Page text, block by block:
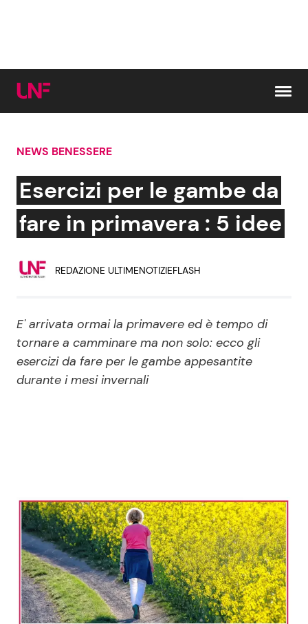
Cerca:
News e Cronaca
Attualità Italiana
Dal Mondo
Economia
Persone Scomparse
Gossip e TV
Bellezze VIP
Fiction e Serie TV
Programmi TV
News Cinema
News Musica
News Spettacolo
News dal mondo
NEWS BENESSERE
Esercizi per le gambe da
fare in primavera : 5 idee
REDAZIONE ULTIMENOTIZIEFLASH
E' arrivata ormai la primavere ed è tempo di
tornare a camminare ma non solo: ecco gli
esercizi da fare per le gambe appesantite
durante i mesi invernali